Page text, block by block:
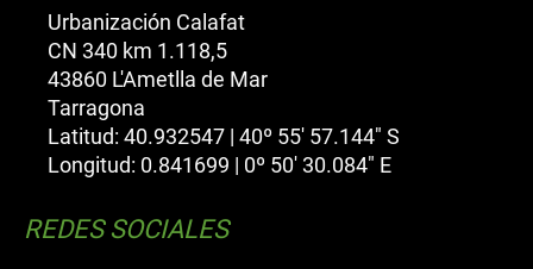
Urbanización Calafat
CN 340 km 1.118,5
43860 L'Ametlla de Mar
Tarragona
Latitud: 40.932547 | 40º 55' 57.144" S
Longitud: 0.841699 | 0º 50' 30.084" E
REDES SOCIALES